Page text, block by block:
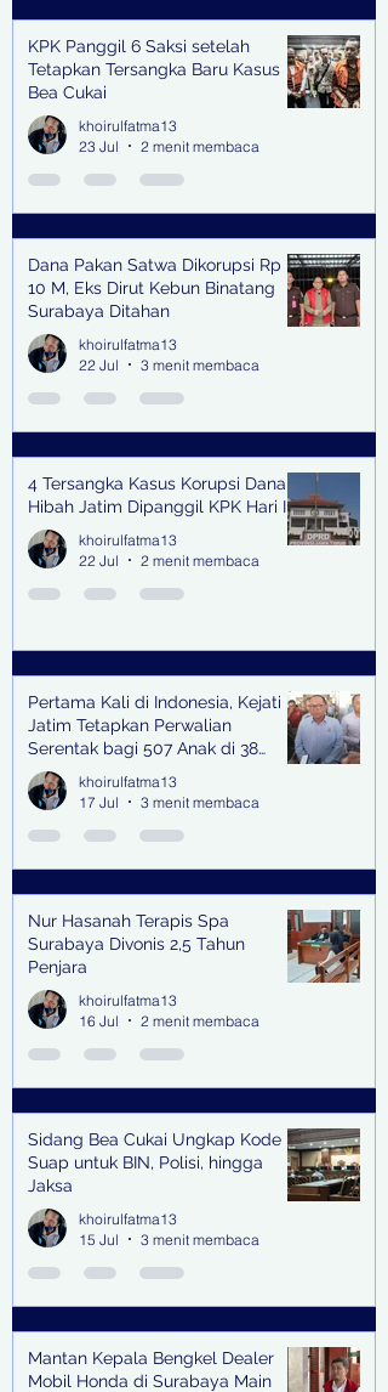
KPK Panggil 6 Saksi setelah
Tetapkan Tersangka Baru Kasus
Bea Cukai
khoirulfatma13
23 Jul
2 menit membaca
Dana Pakan Satwa Dikorupsi Rp
10 M, Eks Dirut Kebun Binatang
Surabaya Ditahan
khoirulfatma13
22 Jul
3 menit membaca
4 Tersangka Kasus Korupsi Dana
Hibah Jatim Dipanggil KPK Hari Ini
khoirulfatma13
22 Jul
2 menit membaca
Pertama Kali di Indonesia, Kejati
Jatim Tetapkan Perwalian
Serentak bagi 507 Anak di 38
Kabupaten & Kota
khoirulfatma13
17 Jul
3 menit membaca
Nur Hasanah Terapis Spa
Surabaya Divonis 2,5 Tahun
Penjara
khoirulfatma13
16 Jul
2 menit membaca
Sidang Bea Cukai Ungkap Kode
Suap untuk BIN, Polisi, hingga
Jaksa
khoirulfatma13
15 Jul
3 menit membaca
Mantan Kepala Bengkel Dealer
Mobil Honda di Surabaya Main